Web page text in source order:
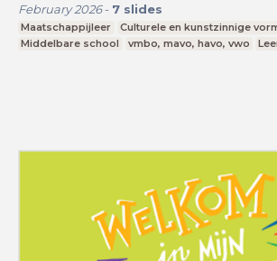
February 2026- 7 slides
Maatschappijleer
Culturele en kunstzinnige
Middelbare school
vmbo, mavo, havo, vwo